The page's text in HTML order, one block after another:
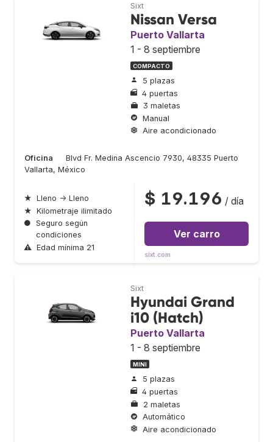
Sixt
Nissan Versa
Puerto Vallarta
1 - 8 septiembre
COMPACTO
5 plazas
4 puertas
3 maletas
Manual
Aire acondicionado
Oficina
Blvd Fr. Medina Ascencio 7930, 48335 Puerto
Vallarta, México
★ Lleno → Lleno
★ Kilometraje ilimitado
● Seguro según
condiciones
⚠ Edad mínima 21
$ 19.196 / día
Ver carro
sixt.com
Sixt
Hyundai Grand
i10 (Hatch)
Puerto Vallarta
1 - 8 septiembre
MINI
5 plazas
4 puertas
2 maletas
Automático
Aire acondicionado